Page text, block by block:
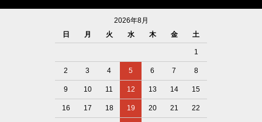
2026年8月
日
月 火 水 木 金 土
1
2 3 4 5 6 7 8
9 10 11 12 13 14 15
16 17 18 19 20 21 22